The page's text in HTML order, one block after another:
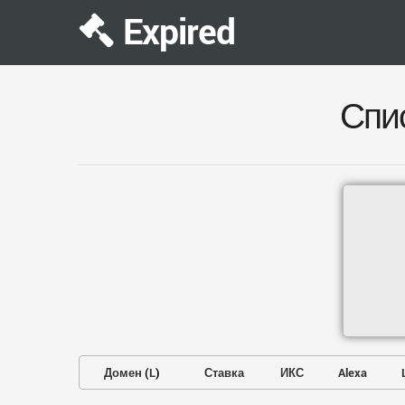
Expired
Домен (L) Ставка ИКС Alexa